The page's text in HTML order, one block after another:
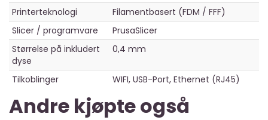
Printerteknologi
Filamentbasert (FDM / FFF)
Slicer / programvare
PrusaSlicer
Størrelse på inkludert
dyse
0,4 mm
Tilkoblinger WIFI, USB-Port, Ethernet (RJ45)
Andre kjøpte også